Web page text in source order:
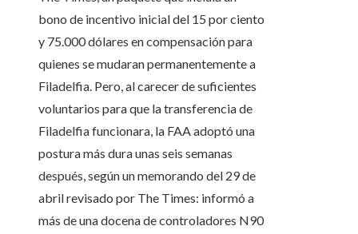
bono de incentivo inicial del 15 por ciento
y 75.000 dólares en compensación para
quienes se mudaran permanentemente a
Filadelfia. Pero, al carecer de suficientes
voluntarios para que la transferencia de
Filadelfia funcionara, la FAA adoptó una
postura más dura unas seis semanas
después, según un memorando del 29 de
abril revisado por The Times: informó a
más de una docena de controladores N90